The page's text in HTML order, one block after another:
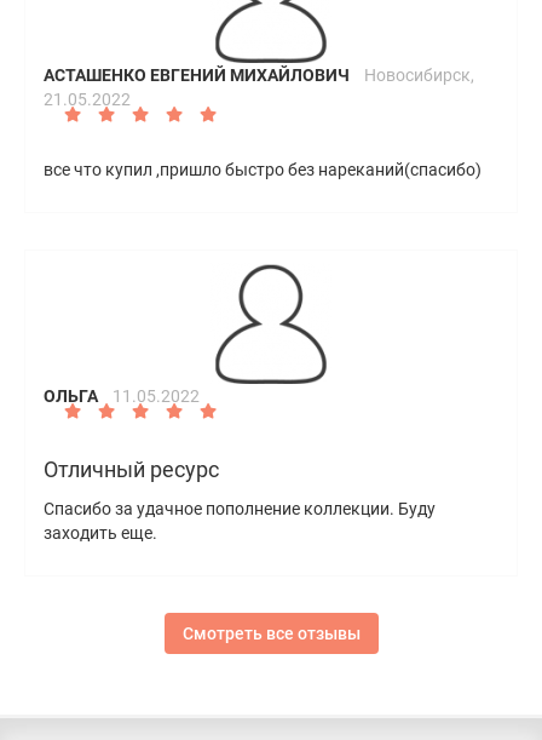
АСТАШЕНКО ЕВГЕНИЙ МИХАЙЛОВИЧ
Новосибирск,
21.05.2022
все что купил ,пришло быстро без нареканий(спасибо)
ОЛЬГА 11.05.2022
Отличный ресурс
Спасибо за удачное пополнение коллекции. Буду
заходить еще.
Смотреть все отзывы